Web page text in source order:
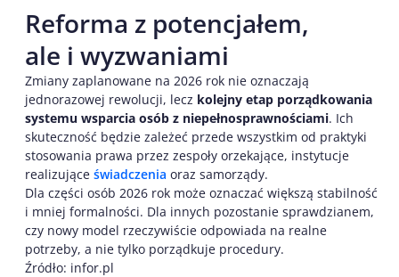
Reforma z potencjałem,
ale i wyzwaniami
Zmiany zaplanowane na 2026 rok nie oznaczają
jednorazowej rewolucji, lecz kolejny etap porządkowania
systemu wsparcia osób z niepełnosprawnościami. Ich
skuteczność będzie zależeć przede wszystkim od praktyki
stosowania prawa przez zespoły orzekające, instytucje
realizujące świadczenia oraz samorządy.
Dla części osób 2026 rok może oznaczać większą stabilność
i mniej formalności. Dla innych pozostanie sprawdzianem,
czy nowy model rzeczywiście odpowiada na realne
potrzeby, a nie tylko porządkuje procedury.
Źródło: infor.pl